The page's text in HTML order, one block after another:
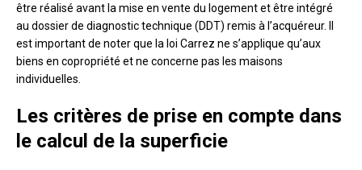
être réalisé avant la mise en vente du logement et être intégré
au dossier de diagnostic technique (DDT) remis à l’acquéreur. Il
est important de noter que la loi Carrez ne s’applique qu’aux
biens en copropriété et ne concerne pas les maisons
individuelles.
Les critères de prise en compte dans
le calcul de la superficie